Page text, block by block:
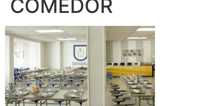
COMEDOR